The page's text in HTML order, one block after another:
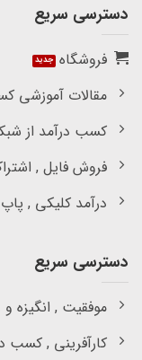
دسترسی سریع
فروشگاه
مقالات آموزشی
کسب درآمد از
فروش فایل ,
درآمد کلیکی ,
دسترسی سریع
موفقیت , انگیزه
کارآفرینی , کسب